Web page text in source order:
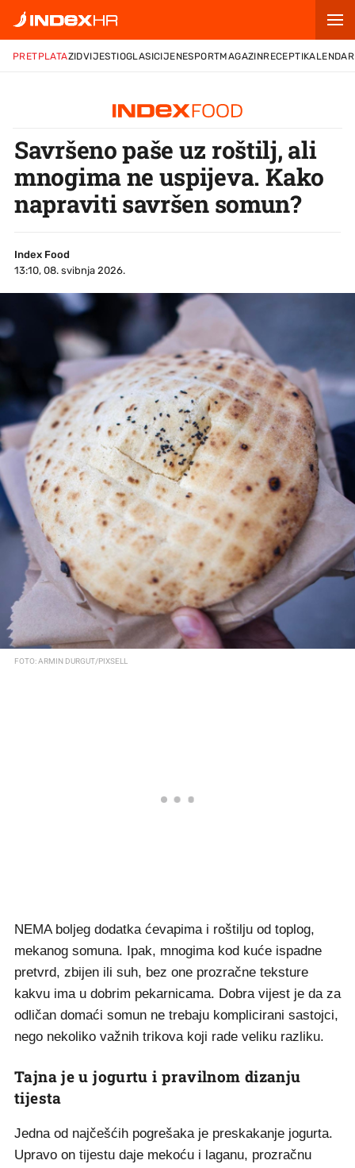
PRETPLATAZIDVIJESTIOGLASICIJENESPORTMAGAZINRECEPTIKALENDAR
Savršeno paše uz roštilj, ali
mnogima ne uspijeva. Kako
napraviti savršen somun?
Index Food
13:10, 08. svibnja 2026.
FOTO: ARMIN DURGUT/PIXSELL
NEMA boljeg dodatka ćevapima i roštilju od toplog,
mekanog somuna. Ipak, mnogima kod kuće ispadne
pretvrd, zbijen ili suh, bez one prozračne teksture
kakvu ima u dobrim pekarnicama. Dobra vijest je da za
odličan domaći somun ne trebaju komplicirani sastojci,
nego nekoliko važnih trikova koji rade veliku razliku.
Tajna je u jogurtu i pravilnom dizanju
tijesta
Jedna od najčešćih pogrešaka je preskakanje jogurta.
Upravo on tijestu daje mekoću i laganu, prozračnu